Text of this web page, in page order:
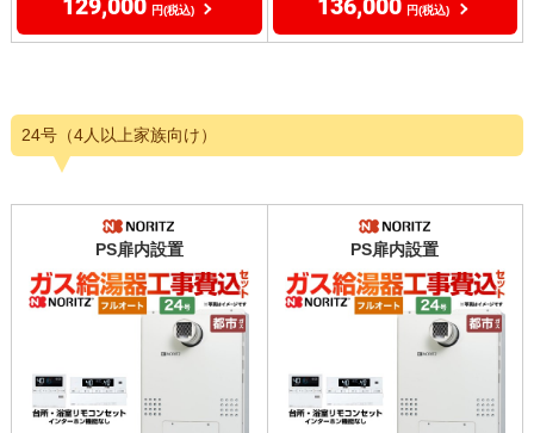
129,000 円(税込) 136,000 円(税込)
24号（4人以上家族向け）
PS扉内設置 PS扉内設置